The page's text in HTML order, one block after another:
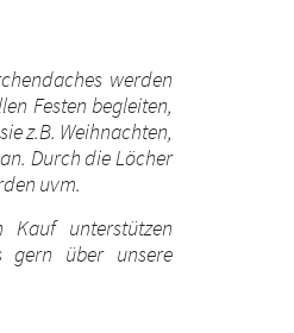
werden
Festen begleiten,
z.B. Weihnachten,
Durch die Löcher
uvm.
unterstützen
gern über unsere